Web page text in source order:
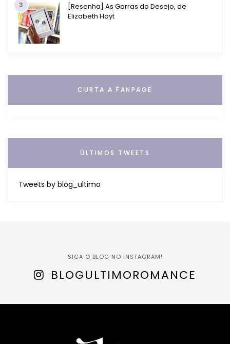
3
[Resenha] As Garras do Desejo, de
Elizabeth Hoyt
CURTA A FANPAGE
ÚLTIMOS TWEETS
Tweets by blog_ultimo
SIGA O BLOG NO INSTAGRAM!
BLOGULTIMOROMANCE